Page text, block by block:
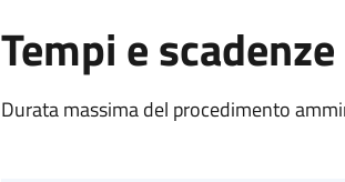
Tempi e scadenze
Durata massima del procedimento